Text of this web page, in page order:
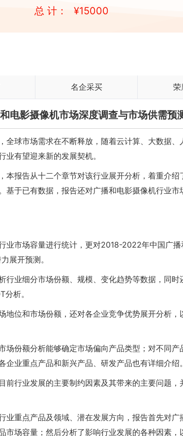
总 计： ¥15000
名企采买 荣
影摄像机市场深度调查与市场供需预
全球市场需求在不断释放，随着云计算、大数据、
有望迎来新的发展契机。
本报告从十二个章节对该行业展开分析，着重介绍
基于已有数据，报告还对广播和电影摄像机行业市
业市场容量进行统计，更对2018-2022年中国广
展开预测。
行业细分市场份额、规模、变化趋势等数据，同时
析。
地位和市场份额，还对各企业竞争优势展开分析，
场份额分析能够确定市场偏向产品类型；对不同产
业重点产品和新兴产品、研发产品也有详细介绍。
前行业发展的主要制约因素及其带来的主要问题，
业重点产品及领域、潜在发展方向，报告首先对广
市场容量；然后分析了影响行业发展的各种因素，